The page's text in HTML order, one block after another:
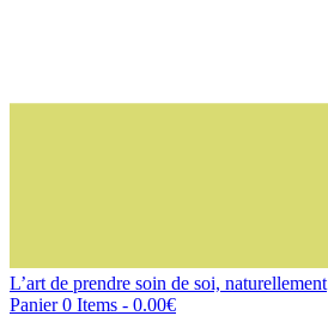
L’art de prendre soin de soi, naturellement
Panier 0 Items - 0.00€